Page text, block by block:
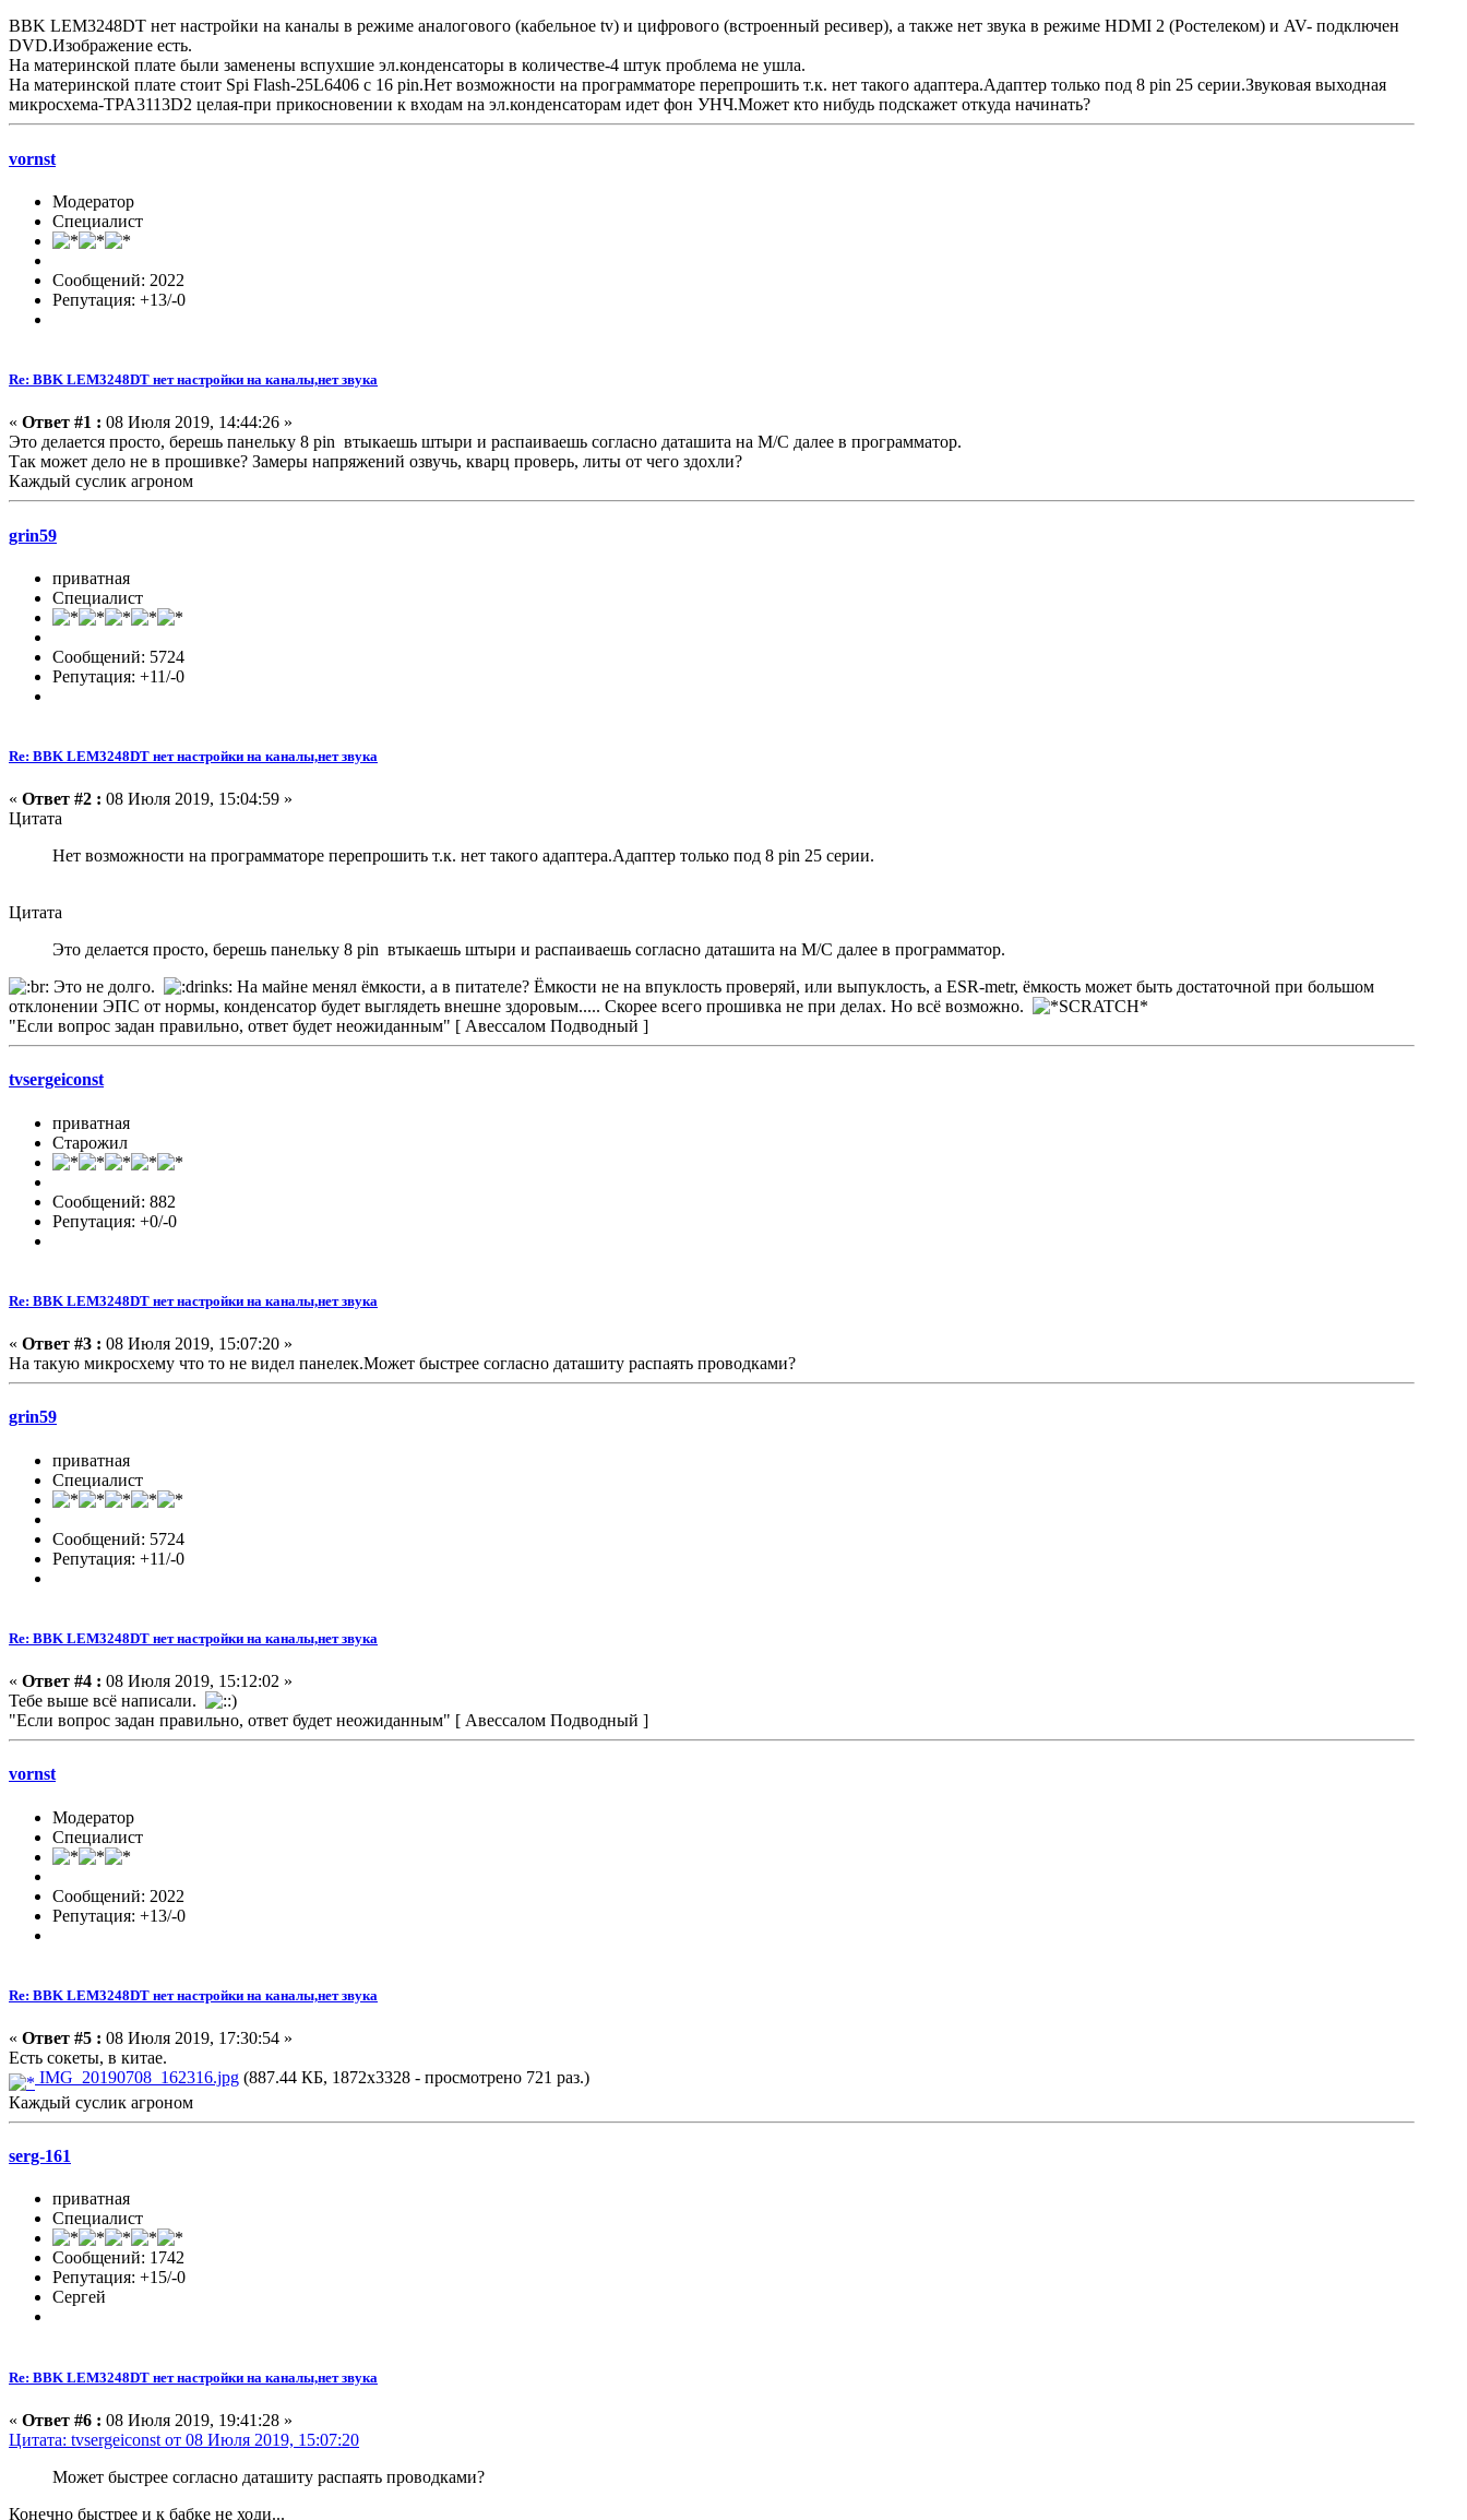
BBK LEM3248DT нет настройки на каналы в режиме аналогового (кабельное tv) и цифрового (встроенный ресивер), а также нет звука в режиме HDMI 2 (Ростелеком) и AV- подключен
DVD.Изображение есть.
На материнской плате были заменены вспухшие эл.конденсаторы в количестве-4 штук проблема не ушла.
На материнской плате стоит Spi Flash-25L6406 c 16 pin.Нет возможности на программаторе перепрошить т.к. нет такого адаптера.Адаптер только под 8 pin 25 серии.Звуковая выходная
микросхема-TPA3113D2 целая-при прикосновении к входам на эл.конденсаторам идет фон УНЧ.Может кто нибудь подскажет откуда начинать?
vornst
Модератор
Специалист
Сообщений: 2022
Репутация: +13/-0
Re: BBK LEM3248DT нет настройки на каналы,нет звука
« Ответ #1 : 08 Июля 2019, 14:44:26 »
Это делается просто, берешь панельку 8 pin втыкаешь штыри и распаиваешь согласно даташита на М/С далее в программатор.
Так может дело не в прошивке? Замеры напряжений озвучь, кварц проверь, литы от чего здохли?
Каждый суслик агроном
grin59
приватная
Специалист
Сообщений: 5724
Репутация: +11/-0
Re: BBK LEM3248DT нет настройки на каналы,нет звука
« Ответ #2 : 08 Июля 2019, 15:04:59 »
Цитата
Нет возможности на программаторе перепрошить т.к. нет такого адаптера.Адаптер только под 8 pin 25 серии.
Цитата
Это делается просто, берешь панельку 8 pin втыкаешь штыри и распаиваешь согласно даташита на М/С далее в программатор.
Это не долго.
На майне менял ёмкости, а в питателе? Ёмкости не на впуклость проверяй, или выпуклость, а ESR-metr, ёмкость может быть достаточной при большом
отклонении ЭПС от нормы, конденсатор будет выглядеть внешне здоровым..... Скорее всего прошивка не при делах. Но всё возможно.
"Если вопрос задан правильно, ответ будет неожиданным" [ Авессалом Подводный ]
tvsergeiconst
приватная
Старожил
Сообщений: 882
Репутация: +0/-0
Re: BBK LEM3248DT нет настройки на каналы,нет звука
« Ответ #3 : 08 Июля 2019, 15:07:20 »
На такую микросхему что то не видел панелек.Может быстрее согласно даташиту распаять проводками?
grin59
приватная
Специалист
Сообщений: 5724
Репутация: +11/-0
Re: BBK LEM3248DT нет настройки на каналы,нет звука
« Ответ #4 : 08 Июля 2019, 15:12:02 »
Тебе выше всё написали.
"Если вопрос задан правильно, ответ будет неожиданным" [ Авессалом Подводный ]
vornst
Модератор
Специалист
Сообщений: 2022
Репутация: +13/-0
Re: BBK LEM3248DT нет настройки на каналы,нет звука
« Ответ #5 : 08 Июля 2019, 17:30:54 »
Есть сокеты, в китае.
IMG_20190708_162316.jpg (887.44 КБ, 1872x3328 - просмотрено 721 раз.)
Каждый суслик агроном
serg-161
приватная
Специалист
Сообщений: 1742
Репутация: +15/-0
Сергей
Re: BBK LEM3248DT нет настройки на каналы,нет звука
« Ответ #6 : 08 Июля 2019, 19:41:28 »
Цитата: tvsergeiconst от 08 Июля 2019, 15:07:20
Может быстрее согласно даташиту распаять проводками?
Конечно быстрее и к бабке не ходи...